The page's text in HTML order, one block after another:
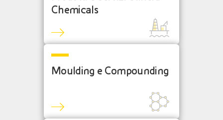
Chemicals
Moulding e Compounding